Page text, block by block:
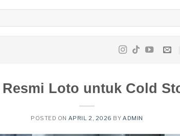
Loto untuk Cold
POSTED ON APRIL 2, 2026 BYADMIN